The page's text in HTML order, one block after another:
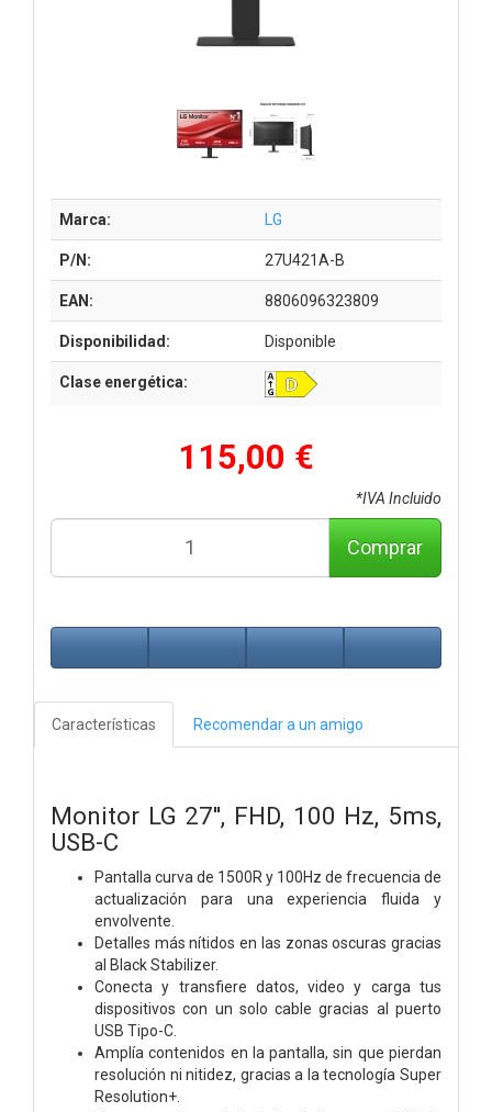
Marca: LG
P/N: 27U421A-B
EAN: 8806096323809
Disponibilidad: Disponible
Clase energética:
115,00 €
*IVA Incluido
Comprar
Características Recomendar a un amigo
Monitor LG 27'', FHD, 100 Hz, 5ms,
USB-C
Pantalla curva de 1500R y 100Hz de frecuencia de
actualización para una experiencia fluida y
envolvente.
Detalles más nítidos en las zonas oscuras gracias
al Black Stabilizer.
Conecta y transfiere datos, video y carga tus
dispositivos con un solo cable gracias al puerto
USB Tipo-C.
Amplía contenidos en la pantalla, sin que pierdan
resolución ni nitidez, gracias a la tecnología Super
Resolution+.